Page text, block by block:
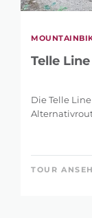
Telle Line
Die Telle
TOUR